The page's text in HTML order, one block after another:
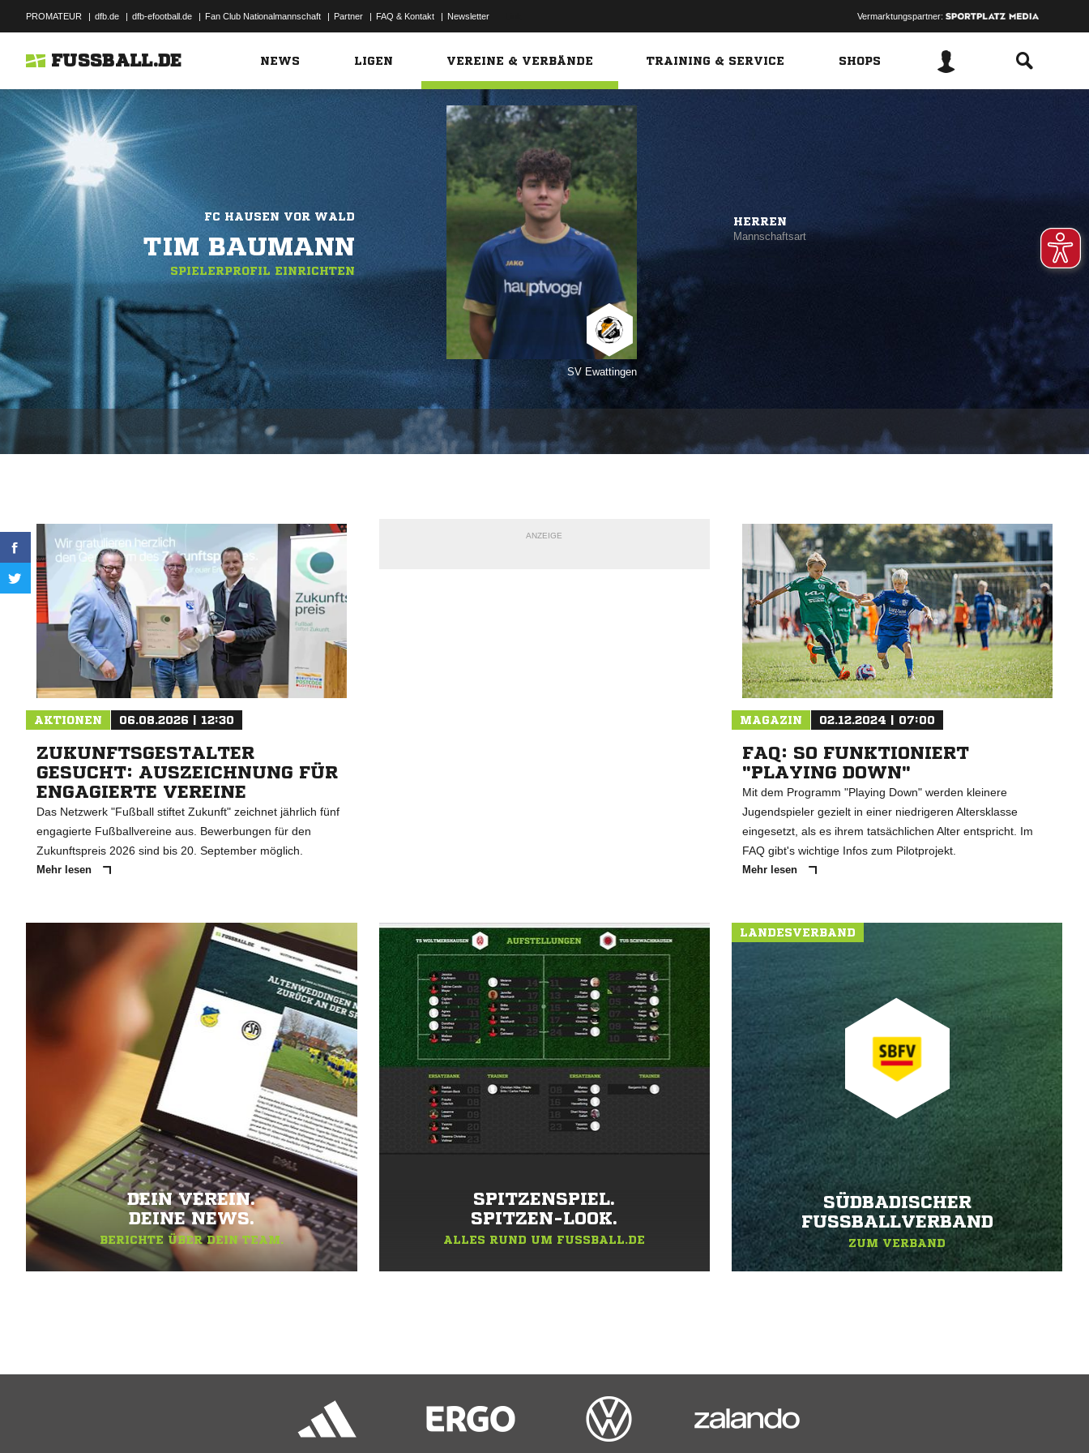
PROMATEUR | dfb.de | dfb-efootball.de | Fan Club Nationalmannschaft | Partner | FAQ & Kontakt | Newsletter Vermarktungspartner:
FUSSBALL.DE NEWS LIGEN VEREINE & VERBÄNDE TRAINING & SERVICE SHOPS
FC HAUSEN VOR WALD
TIM BAUMANN
SV Ewattingen
SPIELERPROFIL EINRICHTEN
HERREN
Mannschaftsart
AKTIONEN 06.08.2026 | 12:30
ZUKUNFTSGESTALTER
GESUCHT: AUSZEICHNUNG FÜR
ENGAGIERTE VEREINE
Das Netzwerk "Fußball stiftet Zukunft" zeichnet jährlich fünf
engagierte Fußballvereine aus. Bewerbungen für den
Zukunftspreis 2026 sind bis 20. September möglich.
Mehr lesen
ANZEIGE
MAGAZIN 02.12.2024 | 07:00
FAQ: SO FUNKTIONIERT
"PLAYING DOWN"
Mit dem Programm "Playing Down" werden kleinere
Jugendspieler gezielt in einer niedrigeren Altersklasse
eingesetzt, als es ihrem tatsächlichen Alter entspricht. Im
FAQ gibt's wichtige Infos zum Pilotprojekt.
Mehr lesen
DEIN VEREIN.
DEINE NEWS.
BERICHTE ÜBER DEIN TEAM.
SPITZENSPIEL.
SPITZEN-LOOK.
ALLES RUND UM FUSSBALL.DE
LANDESVERBAND
SÜDBADISCHER
FUSSBALLVERBAND
ZUM VERBAND